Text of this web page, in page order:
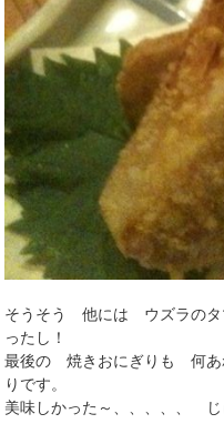
そうそう 他には ウズラのタ
ったし！
最後の 焼きおにぎりも 何
りです。
美味しかった～、、、、、 じ